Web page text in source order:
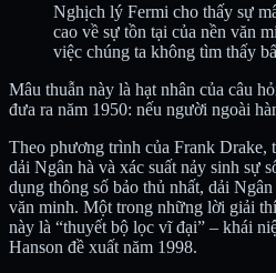
Nghịch lý Fermi cho thấy sự
cao về sự tồn tại của nền văn
việc chúng ta không tìm thấy
Mâu thuẫn này là hạt nhân của câu
đưa ra năm 1950: nếu người ngoài
Theo phương trình của Frank Drake,
dải Ngân hà và xác suất nảy sinh sự
dụng thông số bảo thủ nhất, dải
văn minh. Một trong những lời giải
này là “thuyết bộ lọc vĩ đại” – khái
Hanson đề xuất năm 1998.